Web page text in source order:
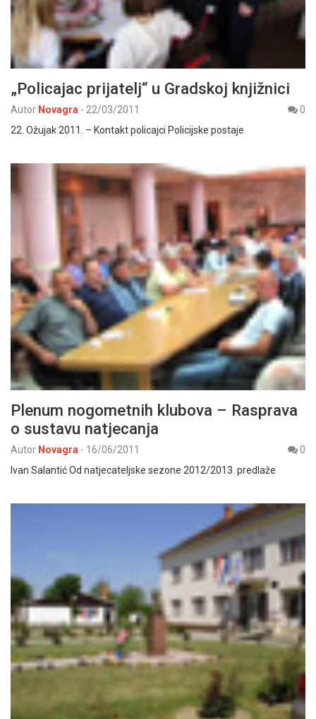
„Policajac prijatelj“ u Gradskoj knjižnici
Autor Novagra - 22/03/2011
0
22. Ožujak 2011. – Kontakt policajci Policijske postaje
Plenum nogometnih klubova – Rasprava
o sustavu natjecanja
Autor Novagra - 16/06/2011
0
Ivan Salantić Od natjecateljske sezone 2012/2013. predlaže